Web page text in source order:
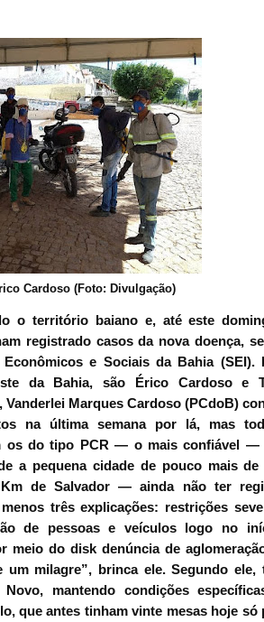
Cardoso (Foto: Divulgação)
o território baiano e, até este
registrado casos da nova doença,
e Sociais da Bahia (SEI).
da Bahia, são Érico Cardoso e
Vanderlei Marques Cardoso (PCdoB)
na última semana por lá, mas
os do tipo PCR — o mais confiável —
a pequena cidade de pouco mais de
de Salvador — ainda não ter
três explicações: restrições
de pessoas e veículos logo no
meio do disk denúncia de
milagre”, brinca ele. Segundo ele,
mantendo condições
que antes tinham vinte mesas hoje só